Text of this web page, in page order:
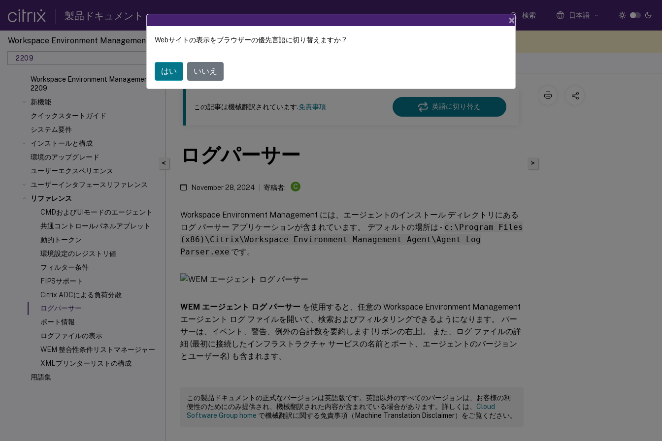
製品ドキュメント 検索 日本語
Workspace Environment Management
2209
Workspace Environment Management
2209
新機能
クイックスタートガイド
システム要件
インストールと構成
環境のアップグレード
ユーザーエクスペリエンス
ユーザーインタフェースリファレンス
リファレンス
CMDおよびUIモードのエージェント
共通コントロールパネルアプレット
動的トークン
環境設定のレジストリ値
フィルター条件
FIPSサポート
Citrix ADCによる負荷分散
ログパーサー
ポート情報
ログファイルの表示
WEM 整合性条件リストマネージャー
XMLプリンターリストの構成
用語集
このコンテンツは動的に機械翻訳されています。
ワークスペース環境管理
<
この記事は機械翻訳されています.免責事項 英語に切り替え
ログパーサー
November 28, 2024 寄稿者: C
Workspace Environment Management には、エージェントのインストール ディレクトリにある
ログ パーサー アプリケーションが含まれています。 デフォルトの場所は - c:\Program Files
(x86)\Citrix\Workspace Environment Management Agent\Agent Log
Parser.exe です。
WEM エージェント ログ パーサー を使用すると、任意の Workspace Environment Management
エージェント ログ ファイルを開いて、検索およびフィルタリングできるようになります。 パー
サーは、イベント、警告、例外の合計数を要約します (リボンの右上)。 また、ログ ファイルの詳
細 (最初に接続したインフラストラクチャ サービスの名前とポート、エージェントのバージョン
とユーザー名) も含まれます。
この製品ドキュメントの正式なバージョンは英語版です。英語以外のすべてのバージョンは、お客様の利
便性のためにのみ提供され、機械翻訳された内容が含まれている場合があります。詳しくは、 Cloud
Software Group home で機械翻訳に関する免責事項（Machine Translation Disclaimer）をご覧ください。
>
×
Webサイトの表示をブラウザーの優先言語に切り替えますか ?
はい いいえ